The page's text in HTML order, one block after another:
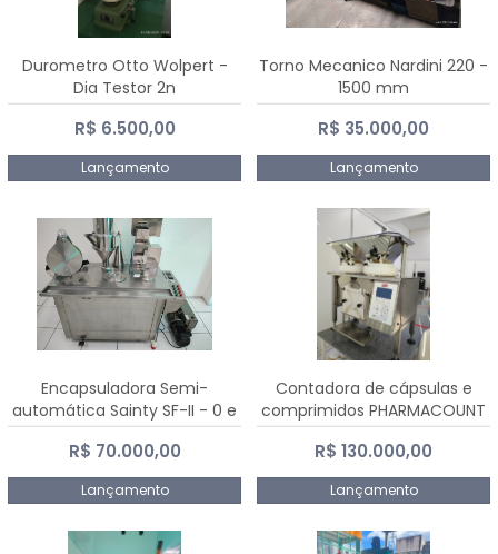
Durometro Otto Wolpert -
Dia Testor 2n
R$ 6.500,00
Lançamento
Torno Mecanico Nardini 220 -
1500 mm
R$ 35.000,00
Lançamento
Encapsuladora Semi-
automática Sainty SF-II - 0 e
00
R$ 70.000,00
Lançamento
Contadora de cápsulas e
comprimidos PHARMACOUNT
- 2-2R3
R$ 130.000,00
Lançamento